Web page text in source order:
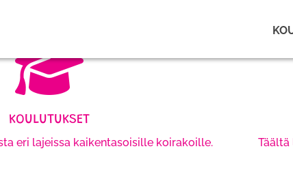
KOULUTUKSET
eri lajeissa kaikentasoisille koirakoille.